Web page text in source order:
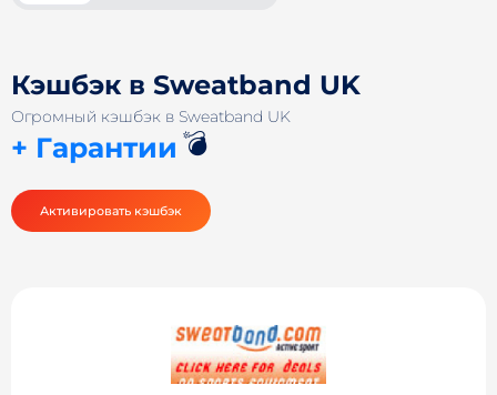
Кэшбэк в Sweatband UK
Огромный кэшбэк в Sweatband UK
+ Гарантии 💣
Активировать кэшбэк